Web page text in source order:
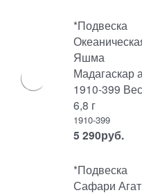
*Подвеска
Яшма
Мадагаскар
1910-399 Вес
6,8 г
1910-399
5 290руб.
*Подвеска
Сафари Агат